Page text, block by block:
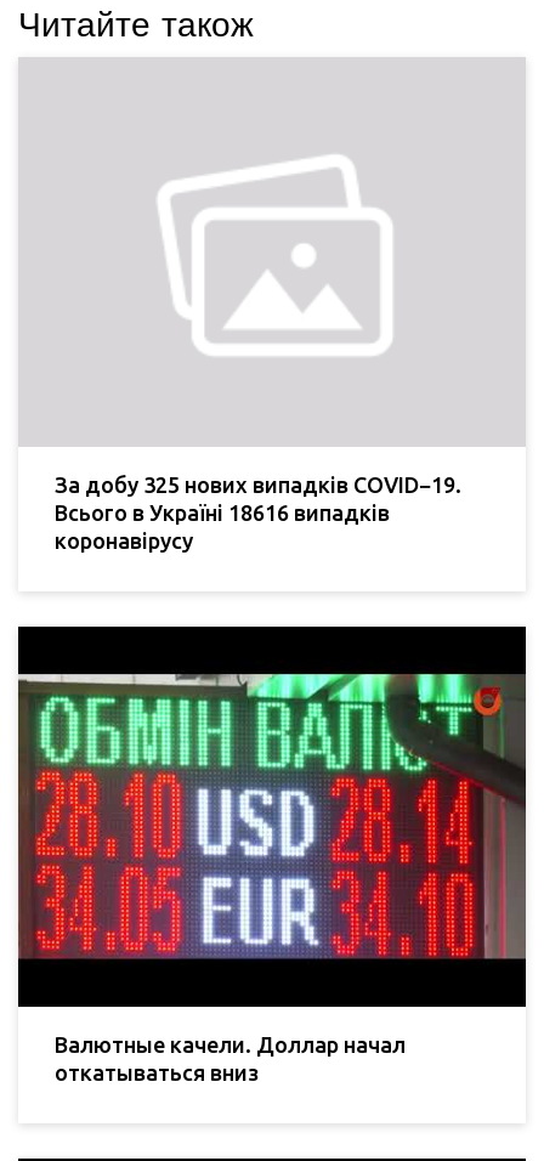
Читайте також
За добу 325 нових випадків COVID−19.
Всього в Україні 18616 випадків
коронавірусу
Валютные качели. Доллар начал
откатываться вниз